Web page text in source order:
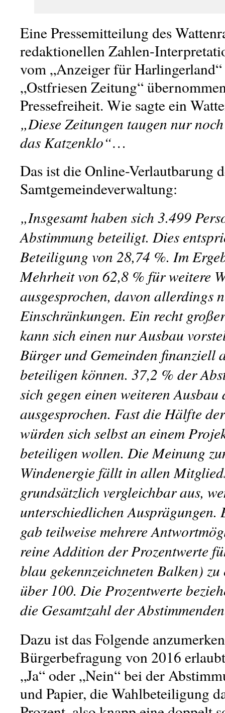
Eine Pressemitteilung des
redaktionellen Zahlen-
vom „Anzeiger für
„Ostfriesen Zeitung“
Pressefreiheit. Wie sagte ein
„Diese Zeitungen taugen nur
das Katzenklo“…
Das ist die Online-Verlautbarung
Samtgemeindeverwaltung:
„Insgesamt haben sich 3.499
Abstimmung beteiligt. Dies
Beteiligung von 28,74 %. Im
Mehrheit von 62,8 % für weitere
ausgesprochen, davon allerdings
Einschränkungen. Ein recht
kann sich einen nur Ausbau
Bürger und Gemeinden finanziell
beteiligen können. 37,2 % der
sich gegen einen weiteren
ausgesprochen. Fast die Hälfte
würden sich selbst an einem
beteiligen wollen. Die Meinung
Windenergie fällt in allen
grundsätzlich vergleichbar aus,
unterschiedlichen Ausprägungen.
gab teilweise mehrere
reine Addition der Prozentwerte
blau gekennzeichneten Balken)
über 100. Die Prozentwerte
die Gesamtzahl der
Dazu ist das Folgende
Bürgerbefragung von 2016
„Ja“ oder „Nein“ bei der
und Papier, die Wahlbeteiligung